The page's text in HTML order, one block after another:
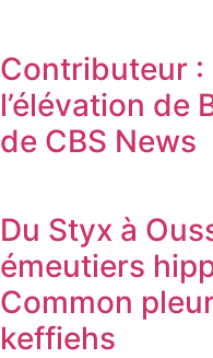
Contributeur :
l’élévation de
de CBS News
Du Styx à
émeutiers
Common
keffiehs